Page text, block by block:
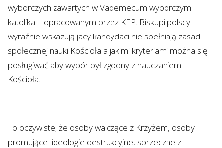
wyborczych zawartych w Vademecum wyborczym
katolika – opracowanym przez KEP. Biskupi polscy
wyraźnie wskazują jacy kandydaci nie spełniają zasad
społecznej nauki Kościoła a jakimi kryteriami można się
posługiwać aby wybór był zgodny z nauczaniem
Kościoła.
To oczywiste, że osoby walczące z Krzyżem, osoby
promujące ideologie destrukcyjne, sprzeczne z